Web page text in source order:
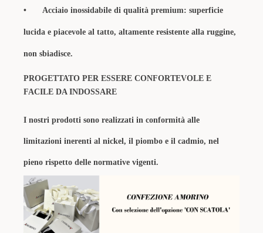
• Acciaio inossidabile di qualità premium: superficie
lucida e piacevole al tatto, altamente resistente alla ruggine,
non sbiadisce.
PROGETTATO PER ESSERE CONFORTEVOLE E
FACILE DA INDOSSARE
I nostri prodotti sono realizzati in conformità alle
limitazioni inerenti al nickel, il piombo e il cadmio, nel
pieno rispetto delle normative vigenti.